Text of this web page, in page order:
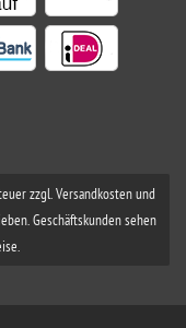
zzgl. Versandkosten und
Geschäftskunden sehen